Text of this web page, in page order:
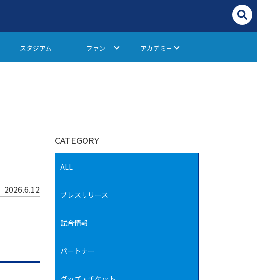
スタジアム ファン アカデミー
2026.6.12
CATEGORY
ALL
プレスリリース
試合情報
パートナー